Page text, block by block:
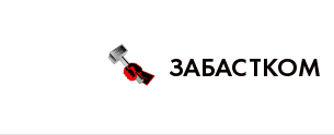
ЗАБАСТКОМ